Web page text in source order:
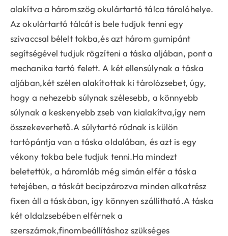
alakítva a háromszög okulártartó tálca tárolóhelye.
Az okulártartó tálcát is bele tudjuk tenni egy
szivaccsal bélelt tokba,és azt három gumipánt
segítségével tudjuk rögzíteni a táska aljában, pont a
mechanika tartó felett. A két ellensúlynak a táska
aljában,két szélen alakítottak ki tárolózsebet, úgy,
hogy a nehezebb súlynak szélesebb, a könnyebb
súlynak a keskenyebb zseb van kialakítva,így nem
összekeverhető.A súlytartó rúdnak is külön
tartópántja van a táska oldalában, és azt is egy
vékony tokba bele tudjuk tenni.Ha mindezt
beletettük, a háromláb még simán elfér a táska
tetejében, a táskát becipzározva minden alkatrész
fixen áll a táskában, így könnyen szállítható.A táska
két oldalzsebében elférnek a
szerszámok,finombeállításhoz szükséges